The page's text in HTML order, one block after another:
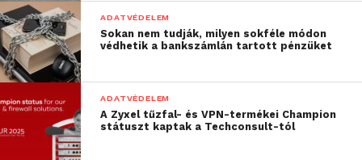
ADATVÉDELEM
Sokan nem tudják, milyen sokféle módon
védhetik a bankszámlán tartott pénzüket
ADATVÉDELEM
A Zyxel tűzfal- és VPN-termékei Champion
státuszt kaptak a Techconsult-tól